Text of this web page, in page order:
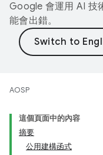
Google 會運用 AI 技
能會出錯。
AOSP
這個頁面中的內容
摘要
公用建構函式